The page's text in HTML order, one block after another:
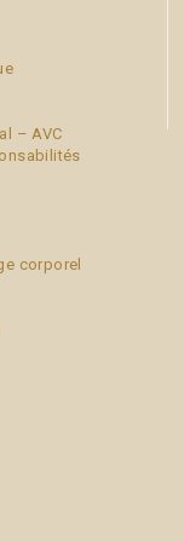
– AVC
corporel